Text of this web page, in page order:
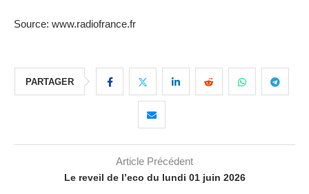
Source: www.radiofrance.fr
PARTAGER
Article Précédent
Le reveil de l’eco du lundi 01 juin 2026